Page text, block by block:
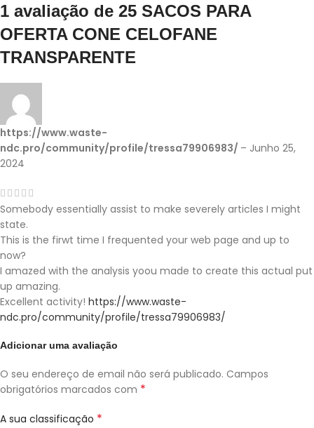
1 avaliação de 25 SACOS PARA
OFERTA CONE CELOFANE
TRANSPARENTE
https://www.waste-
ndc.pro/community/profile/tressa79906983/ – Junho 25,
2024
Somebody essentially assist to make severely articles I might
state.
This is the firwt time I frequented your web page and up to
now?
I amazed with the analysis yoou made to create this actual put
up amazing.
Excellent activity! https://www.waste-
ndc.pro/community/profile/tressa79906983/
Adicionar uma avaliação
O seu endereço de email não será publicado. Campos
obrigatórios marcados com *
A sua classificação *